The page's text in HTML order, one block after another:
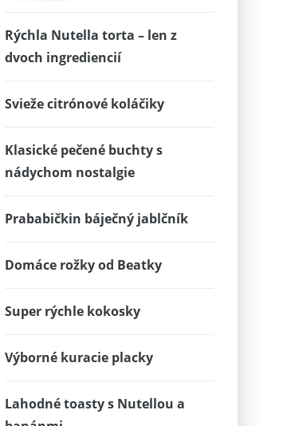
Rýchla Nutella torta – len z
dvoch ingrediencií
Svieže citrónové koláčiky
Klasické pečené buchty s
nádychom nostalgie
Prababičkin báječný jablčník
Domáce rožky od Beatky
Super rýchle kokosky
Výborné kuracie placky
Lahodné toasty s Nutellou a